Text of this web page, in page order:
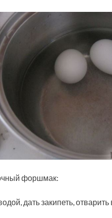
форшмак:
дать закипеть,